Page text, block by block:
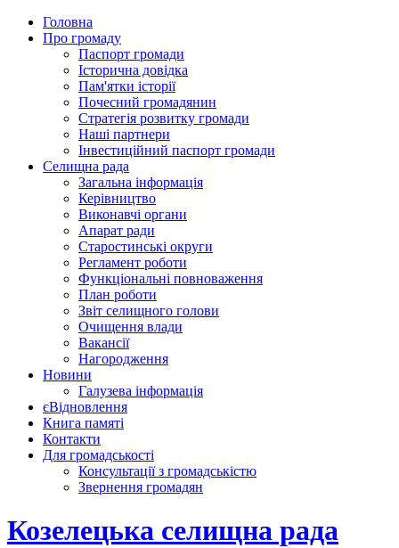
Головна
Про громаду
Паспорт громади
Історична довідка
Пам'ятки історії
Почесний громадянин
Стратегія розвитку громади
Наші партнери
Інвестиційний паспорт громади
Селищна рада
Загальна інформація
Керівництво
Виконавчі органи
Апарат ради
Старостинські округи
Регламент роботи
Функціональні повноваження
План роботи
Звіт селищного голови
Очищення влади
Вакансії
Нагородження
Новини
Галузева інформація
єВідновлення
Книга памяті
Контакти
Для громадськості
Консультації з громадськістю
Звернення громадян
Козелецька селищна рада